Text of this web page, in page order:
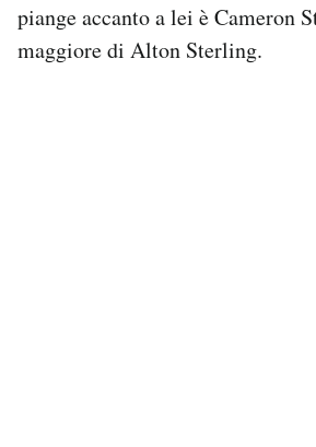
piange accanto a lei è Cameron
maggiore di Alton Sterling.